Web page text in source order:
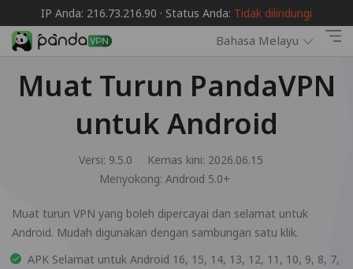
IP Anda: 216.73.216.90 · Status Anda: Tidak dilindungi
Bahasa Melayu
Muat Turun PandaVPN
untuk Android
Versi: 9.5.0
Kemas kini: 2026.06.15
Menyokong: Android 5.0+
Muat turun VPN yang boleh dipercayai dan selamat untuk
Android. Mudah digunakan dengan sambungan satu klik.
APK Selamat untuk Android 16, 15, 14, 13, 12, 11, 10, 9, 8, 7,